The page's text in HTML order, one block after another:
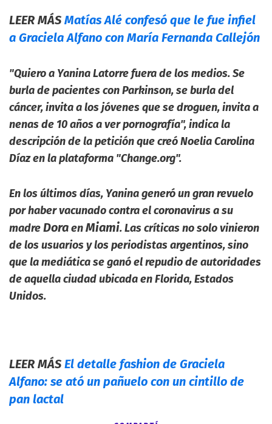
LEER MÁSMatías Alé confesó que le fue infiel
a Graciela Alfano con María Fernanda Callejón
"Quiero a Yanina Latorre fuera de los medios. Se
burla de pacientes con Parkinson, se burla del
cáncer, invita a los jóvenes que se droguen, invita a
nenas de 10 años a ver pornografía",indica la
descripción de la petición que creó Noelia Carolina
Díaz en la plataforma "Change.org".
En los últimos días, Yanina generó un gran revuelo
por haber vacunado contra el coronavirus a su
madreDoraenMiami. Las críticas no solo vinieron
de los usuarios y los periodistas argentinos, sino
que la mediática se ganó el repudio de autoridades
de aquella ciudad ubicada en Florida, Estados
Unidos.
LEER MÁSEl detalle fashion de Graciela
Alfano: se ató un pañuelo con un cintillo de
pan lactal